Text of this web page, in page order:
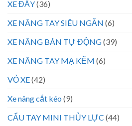
XE ĐẨY(36)
XE NÂNG TAY SIÊU NGẮN (6)
XE NÂNG BÁN TỰ ĐỘNG(39)
XE NÂNG TAY MẠ KẼM (6)
VỎ XE(42)
Xe nâng cắt kéo (9)
CẨU TAY MINI THỦY LỰC (44)